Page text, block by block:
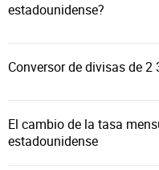
estadounidense?
Conversor de divisas de 2
El cambio de la tasa
estadounidense